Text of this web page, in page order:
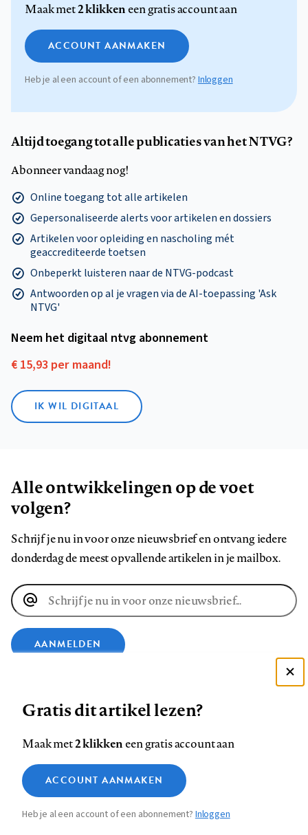
Maak met2 klikkeneen gratis account aan
ACCOUNT AANMAKEN
Heb je al een account of een abonnement?Inloggen
Altijd toegang tot alle publicaties van het NTVG?
Abonneer vandaag nog!
Online toegang tot alle artikelen
Gepersonaliseerde alerts voor artikelen en dossiers
Artikelen voor opleiding en nascholing mét
geaccrediteerde toetsen
Onbeperkt luisteren naar de NTVG-podcast
Antwoorden op al je vragen via de AI-toepassing 'Ask
NTVG'
Neem het digitaal ntvg abonnement
€ 15,93 per maand!
IK WIL DIGITAAL
Alle ontwikkelingen op de voet
volgen?
Schrijf je nu in voor onze nieuwsbrief en ontvang iedere
donderdag de meest opvallende artikelen in je mailbox.
E-
mailadres
AANMELDEN
op
Facebook
op
LinkedIn
op
Bluesky
ons
op
InstagramYouTube
Footer
Contact Colofon Disclaimer Privacy
Medische vragen verdienen
betrouwbare antwoorden
Gratis dit artikel lezen?
Maak met2 klikkeneen gratis account aan
ACCOUNT AANMAKEN
Heb je al een account of een abonnement?Inloggen
Zie onze cookie policy
Analytische cookies
Marketing cookies